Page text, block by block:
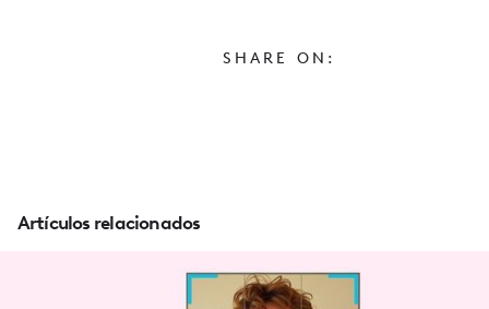
SHARE ON:
Artículos relacionados